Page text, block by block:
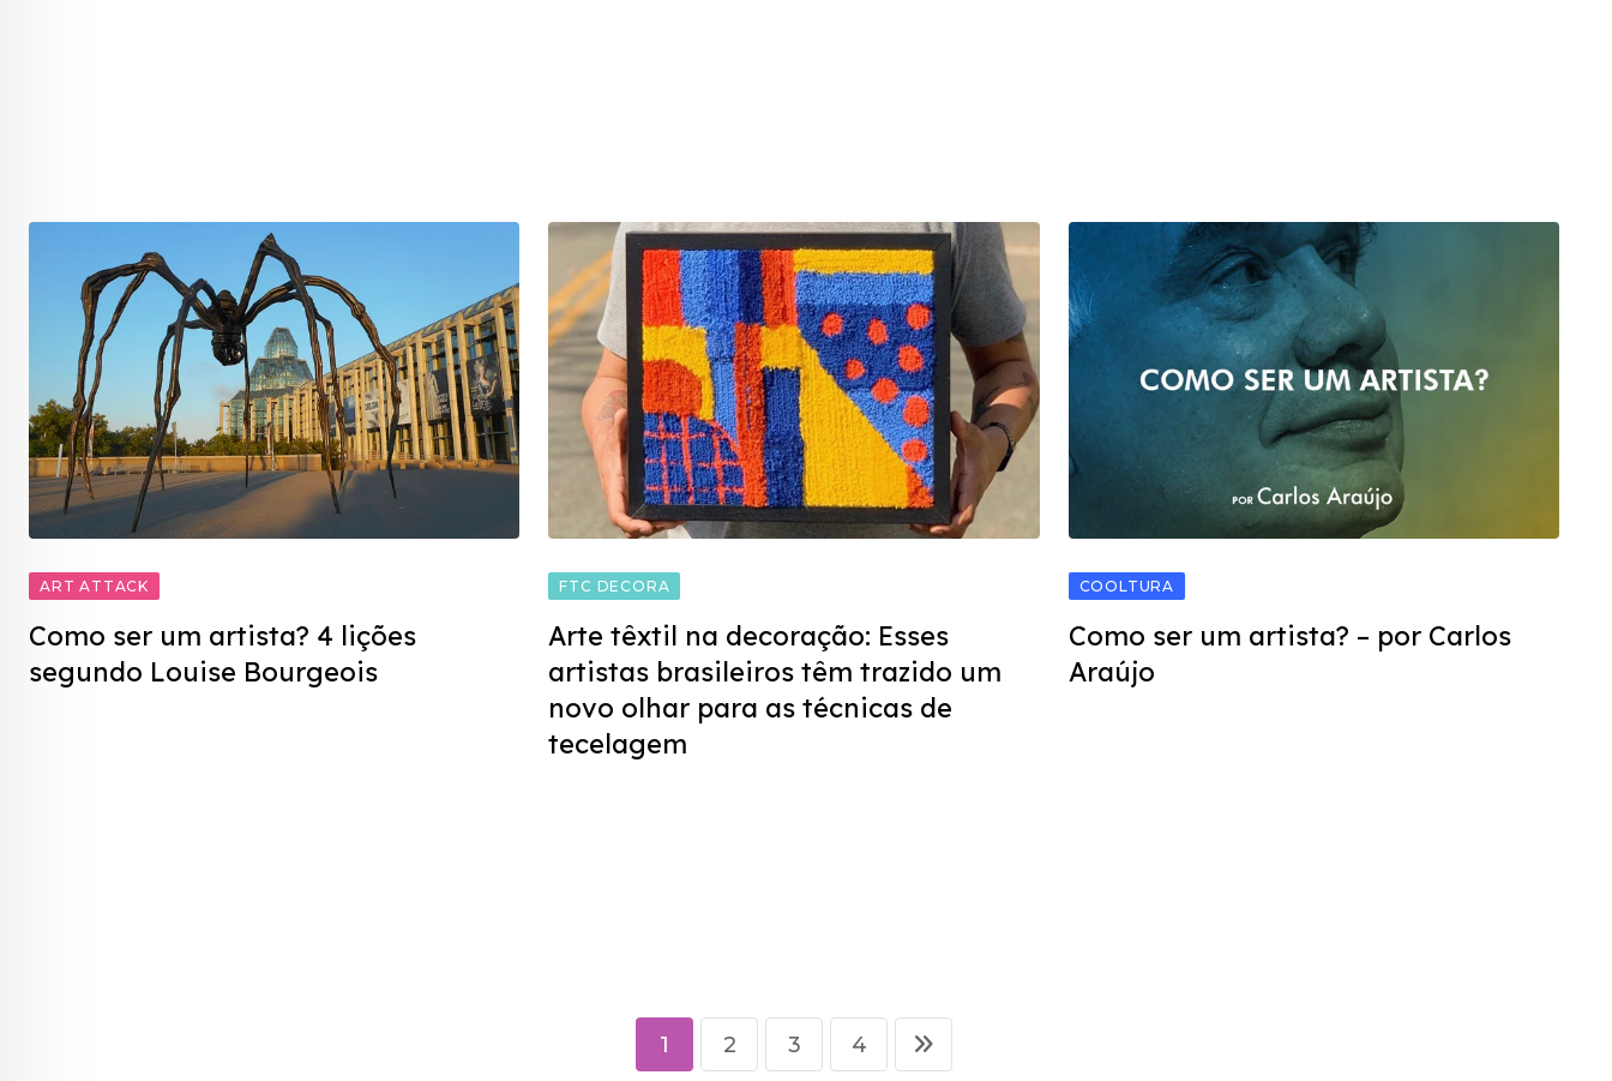
ART ATTACK
Como ser um artista? 4 lições
segundo Louise Bourgeois
FTC DECORA
Arte têxtil na decoração: Esses
artistas brasileiros têm trazido um
novo olhar para as técnicas de
tecelagem
COOLTURA
Como ser um artista? – por Carlos
Araújo
1 2 3 4